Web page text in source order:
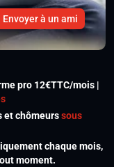
Envoyer à un ami
pro 12€TTC/mois |
et chômeurssous
chaque mois,
moment.